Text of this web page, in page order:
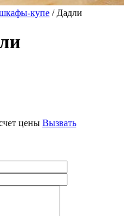
купе / Дадли
цены Вызвать